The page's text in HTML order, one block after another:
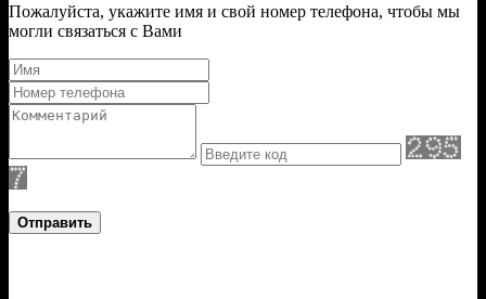
Пожалуйста, укажите имя и свой номер телефона, чтобы мы
могли связаться с Вами
Отправить